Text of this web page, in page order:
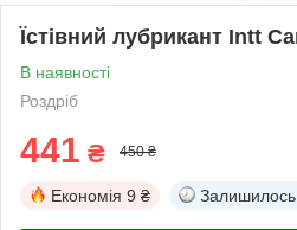
Їстівний лубрикант Intt
В наявності
Роздріб
441 ₴ 450 ₴
Економія 9 ₴ Залишилось